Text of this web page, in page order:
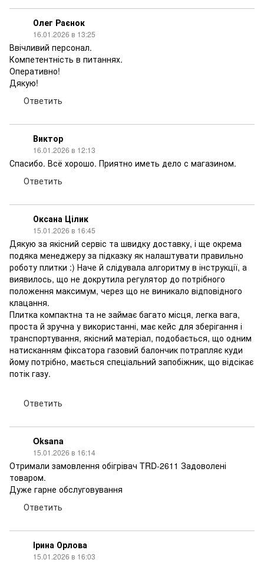
Олег Раєнок
16.01.2026 в 13:25
Ввічливий персонал.
Компетентність в питаннях.
Оперативно!
Дякую!
Ответить
Виктор
16.01.2026 в 12:13
Спасибо. Всё хорошо. Приятно иметь дело с магазином.
Ответить
Оксана Цілик
15.01.2026 в 16:45
Дякую за якісний сервіс та швидку доставку, і ще окрема
подяка менеджеру за підказку як налаштувати правильно
роботу плитки :) Наче й слідувала алгоритму в інструкції, а
виявилось, що не докрутила регулятор до потрібного
положення максимум, через що не виникало відповідного
клацання.
Плитка компактна та не займає багато місця, легка вага,
проста й зручна у використанні, має кейс для зберігання і
транспортування, якісний матеріал, подобається, що одним
натисканням фіксатора газовий балончик потрапляє куди
йому потрібно, мається спеціальний запобіжник, що відсікає
потік газу.
Ответить
Oksana
15.01.2026 в 16:14
Отримали замовлення обігрівач TRD-2611 Задоволені
товаром.
Дуже гарне обслуговування
Ответить
Ірина Орлова
15.01.2026 в 16:03